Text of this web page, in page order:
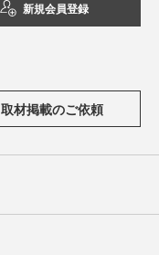
新規会員登録
取材掲載のご依頼